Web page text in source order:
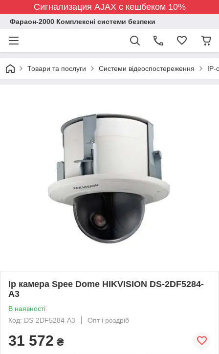
Сигнализация AJAX с кешбеком 10%
Фараон-2000 Комплексні системи безпеки
Товари та послуги Системи відеоспостереження IP-
Ip камера Spee Dome HIKVISION DS-2DF5284-
A3
В наявності
Код: DS-2DF5284-A3
Опт і роздріб
31 572 ₴